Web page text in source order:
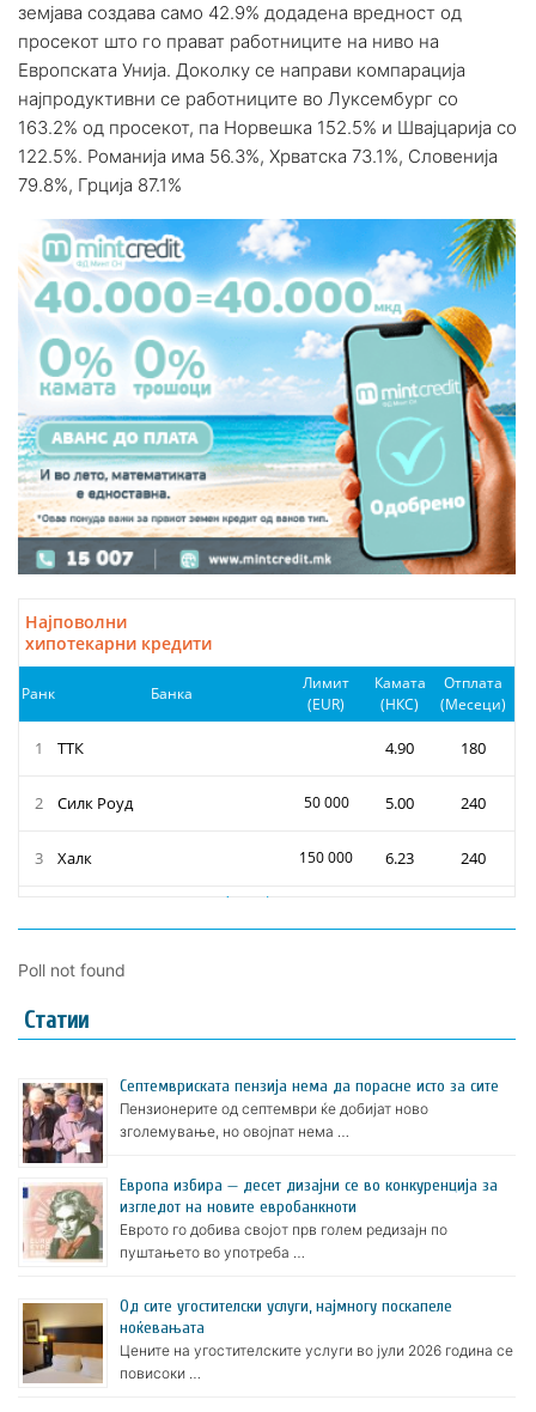
земјава создава само 42.9% додадена вредност од
просекот што го прават работниците на ниво на
Европската Унија. Доколку се направи компарација
најпродуктивни се работниците во Луксембург со
163.2% од просекот, па Норвешка 152.5% и Швајцарија со
122.5%. Романија има 56.3%, Хрватска 73.1%, Словенија
79.8%, Грција 87.1%
Poll not found
Статии
Септемвриската пензија нема да порасне исто за сите
Пензионерите од септември ќе добијат ново
зголемување, но овојпат нема …
Европа избира — десет дизајни се во конкуренција за
изгледот на новите евробанкноти
Еврото го добива својот прв голем редизајн по
пуштањето во употреба …
Oд сите угостителски услуги, најмногу поскапеле
ноќевањата
Цените на угостителските услуги во јули 2026 година се
повисоки …